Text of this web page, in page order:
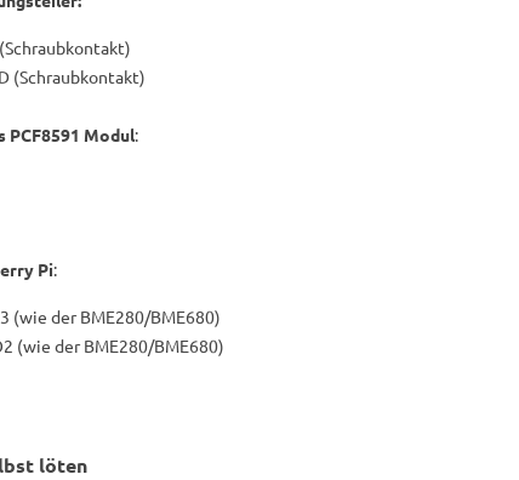
(Schraubkontakt)
PCF8591 Modul:
Pi:
(wie der BME280/BME680)
(wie der BME280/BME680)
löten